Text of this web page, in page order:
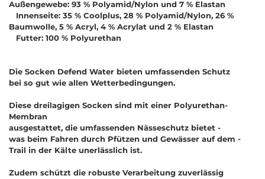
Außengewebe: 93 % Polyamid/Nylon und 7 % Elastan
Innenseite: 35 % Coolplus, 28 % Polyamid/Nylon, 26 %
Baumwolle, 5 % Acryl, 4 % Acrylat und 2 % Elastan
Futter: 100 % Polyurethan
Die Socken Defend Water bieten umfassenden Schutz
bei so gut wie allen Wetterbedingungen.
Diese dreilagigen Socken sind mit einer Polyurethan-
Membran
ausgestattet, die umfassenden Nässeschutz bietet -
was beim Fahren durch Pfützen und Gewässer auf dem -
Trail in der Kälte unerlässlich ist.
Zudem schützt die robuste Verarbeitung zuverlässig